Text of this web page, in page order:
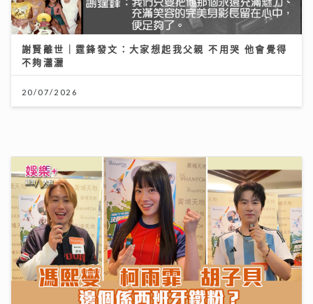
謝賢離世｜霆鋒發文：大家想起我父親 不用哭 他會覺得
不夠瀟灑
20/07/2026
世界盃決賽｜《聲秀》冠亞季軍人馬都愛睇波 馮熙燮 柯
雨霏 胡子貝 邊個係西班牙鐵粉？